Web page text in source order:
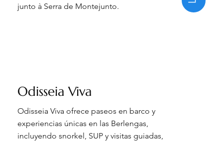
junto à Serra de Montejunto.
Odisseia Viva
Odisseia Viva ofrece paseos en barco y
experiencias únicas en las Berlengas,
incluyendo snorkel, SUP y visitas guiadas,